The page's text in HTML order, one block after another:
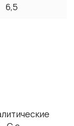
6,5